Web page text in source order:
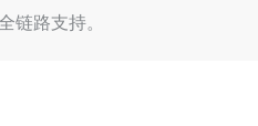
路支持。